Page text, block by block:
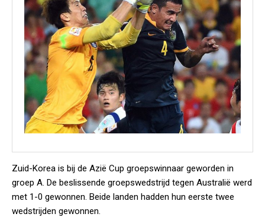
Zuid-Korea is bij de Azië Cup groepswinnaar geworden in
groep A. De beslissende groepswedstrijd tegen Australië werd
met 1-0 gewonnen. Beide landen hadden hun eerste twee
wedstrijden gewonnen.